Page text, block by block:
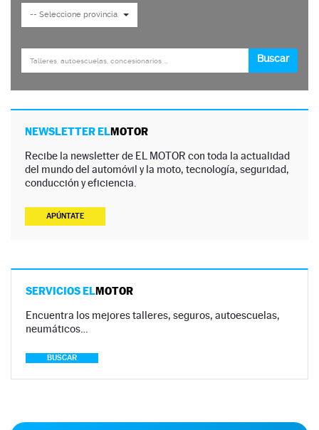
NEWSLETTER ELMOTOR
Recibe la newsletter de EL MOTOR con toda la actualidad
del mundo del automóvil y la moto, tecnología, seguridad,
conducción y eficiencia.
APÚNTATE
SERVICIOS ELMOTOR
Encuentra los mejores talleres, seguros, autoescuelas,
neumáticos…
BUSCAR